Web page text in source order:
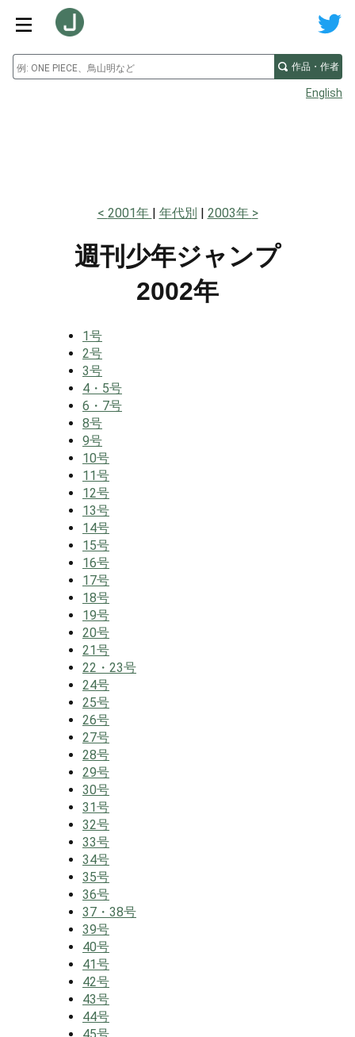
作品・作者
English
2001年 年代別 2003年
週刊少年ジャンプ
2002年
1号
2号
3号
4・5号
6・7号
8号
9号
10号
11号
12号
13号
14号
15号
16号
17号
18号
19号
20号
21号
22・23号
24号
25号
26号
27号
28号
29号
30号
31号
32号
33号
34号
35号
36号
37・38号
39号
40号
41号
42号
43号
44号